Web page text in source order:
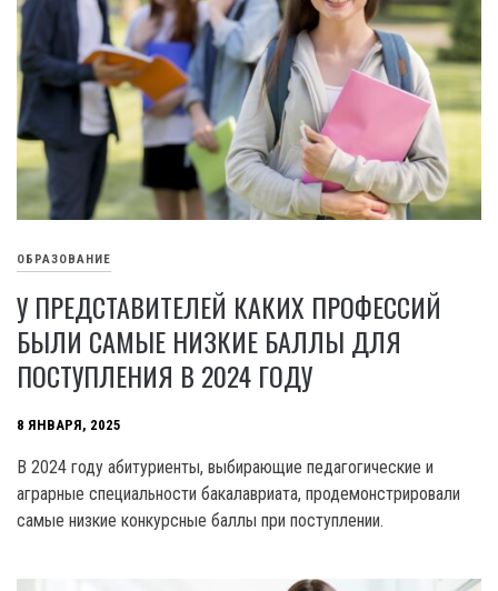
ОБРАЗОВАНИЕ
У ПРЕДСТАВИТЕЛЕЙ КАКИХ ПРОФЕССИЙ
БЫЛИ САМЫЕ НИЗКИЕ БАЛЛЫ ДЛЯ
ПОСТУПЛЕНИЯ В 2024 ГОДУ
8 ЯНВАРЯ, 2025
В 2024 году абитуриенты, выбирающие педагогические и
аграрные специальности бакалавриата, продемонстрировали
самые низкие конкурсные баллы при поступлении.